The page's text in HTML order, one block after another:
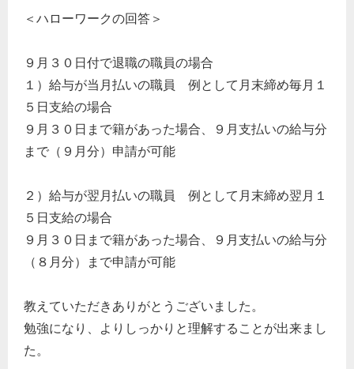
＜ハローワークの回答＞
９月３０日付で退職の職員の場合
１）給与が当月払いの職員 例として月末締め毎月１
５日支給の場合
９月３０日まで籍があった場合、９月支払いの給与分
まで（９月分）申請が可能
２）給与が翌月払いの職員 例として月末締め翌月１
５日支給の場合
９月３０日まで籍があった場合、９月支払いの給与分
（８月分）まで申請が可能
教えていただきありがとうございました。
勉強になり、よりしっかりと理解することが出来まし
た。